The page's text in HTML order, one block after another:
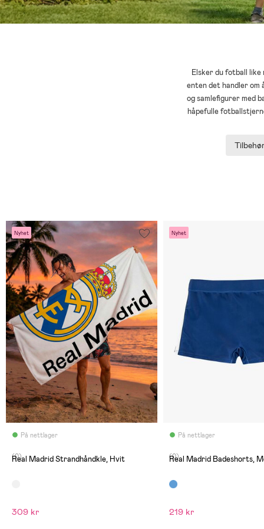
Elsker du fotball like
enten det handler
og samlefigurer med
håpefulle
Nyhet
På nettlager
(0)
Real Madrid Strandhåndkle, Hvit
309 kr
Nyhet
På nettlager
(0)
Real Madrid Badeshorts,
219 kr